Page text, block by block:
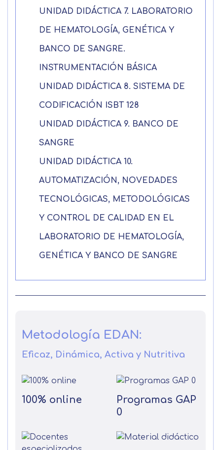
UNIDAD DIDÁCTICA 7. LABORATORIO
DE HEMATOLOGÍA, GENÉTICA Y
BANCO DE SANGRE.
INSTRUMENTACIÓN BÁSICA
UNIDAD DIDÁCTICA 8. SISTEMA DE
CODIFICACIÓN ISBT 128
UNIDAD DIDÁCTICA 9. BANCO DE
SANGRE
UNIDAD DIDÁCTICA 10.
AUTOMATIZACIÓN, NOVEDADES
TECNOLÓGICAS, METODOLÓGICAS
Y CONTROL DE CALIDAD EN EL
LABORATORIO DE HEMATOLOGÍA,
GENÉTICA Y BANCO DE SANGRE
Metodología EDAN:
Eficaz, Dinámica, Activa y Nutritiva
100% online
Programas GAP
0